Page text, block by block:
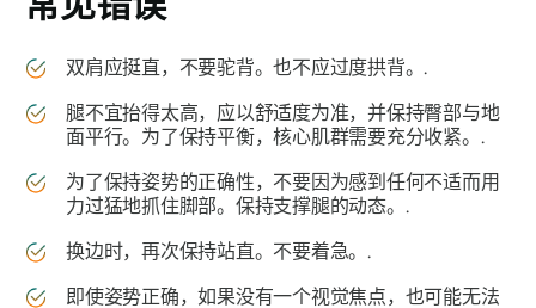
双肩应挺直，不要驼背。也不应过度拱背。.
腿不宜抬得太高，应以舒适度为准，并保持臀部与地
面平行。为了保持平衡，核心肌群需要充分收紧。.
为了保持姿势的正确性，不要因为感到任何不适而用
力过猛地抓住脚部。保持支撑腿的动态。.
换边时，再次保持站直。不要着急。.
即使姿势正确，如果没有一个视觉焦点，也可能无法